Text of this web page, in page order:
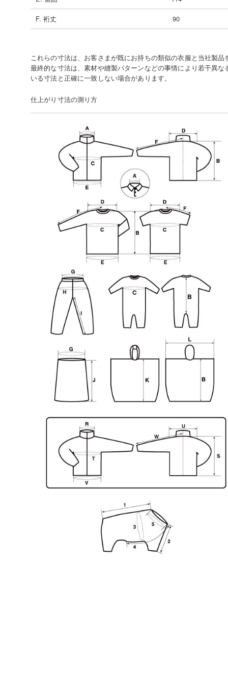
F. 裄丈 90
これらの寸法は、お客さまが既にお持ちの類似の衣服と当社製
最終的な寸法は、素材や縫製パターンなどの事情により若干異
いる寸法と正確に一致しない場合があります。
仕上がり寸法の測り方